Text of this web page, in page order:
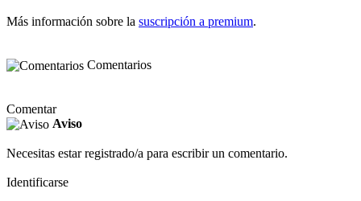
Más información sobre la suscripción a premium.
Comentarios
Comentar
Aviso
Necesitas estar registrado/a para escribir un comentario.
Identificarse